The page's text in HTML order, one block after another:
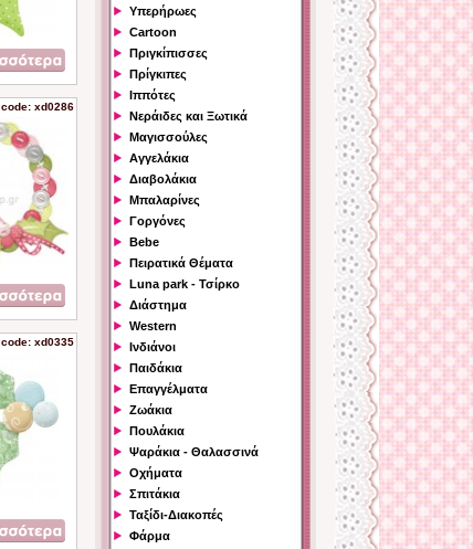
code: xd0286
code: xd0335
Υπερήρωες
Cartoon
Πριγκίπισσες
Πρίγκιπες
Ιππότες
Νεράιδες και Ξωτικά
Μαγισσούλες
Αγγελάκια
Διαβολάκια
Μπαλαρίνες
Γοργόνες
Bebe
Πειρατικά Θέματα
Luna park - Τσίρκο
Διάστημα
Western
Ινδιάνοι
Παιδάκια
Επαγγέλματα
Ζωάκια
Πουλάκια
Ψαράκια - Θαλασσινά
Οχήματα
Σπιτάκια
Ταξίδι-Διακοπές
Φάρμα